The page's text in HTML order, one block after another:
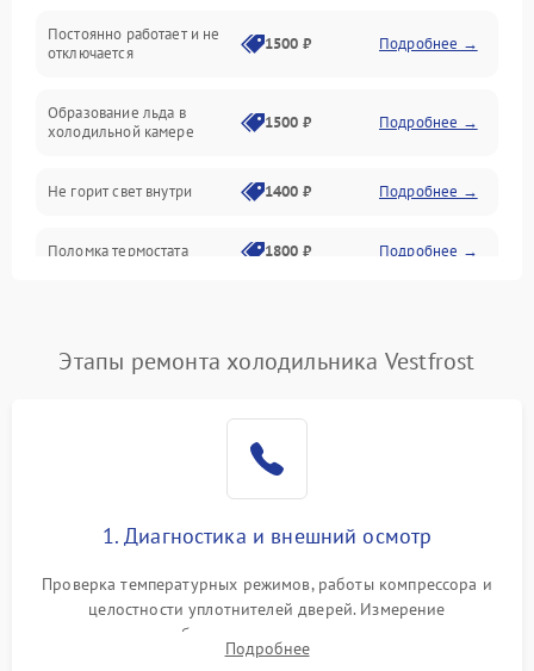
Постоянно работает и не
отключается
1500 ₽ Подробнее →
Образование льда в
холодильной камере
1500 ₽ Подробнее →
Не горит свет внутри 1400 ₽ Подробнее →
Поломка термостата 1800 ₽ Подробнее →
Поломка системы No Frost 2600 ₽ Подробнее →
работе
2000 ₽ Подробнее →
1000 ₽
Этапы ремонта холодильника Vestfrost
1. Диагностика и внешний осмотр
Проверка температурных режимов, работы компрессора и
целостности уплотнителей дверей. Измерение
сопротивления обмоток мотора, проверка термостата и
считывание кодов ошибок с электронного дисплея.
Подробнее